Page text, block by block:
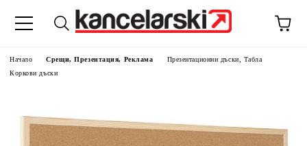
Начало Срещи, Презентация, Реклама
Презентационни дъски, Табла
Коркови дъски